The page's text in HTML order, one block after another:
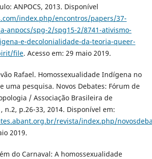
ANPOCS, 2013. Disponível
index.php/encontros/papers/37-
anpocs/spg-2/spg15-2/8741-ativismo-
e-decolonialidade-da-teoria-queer-
file. Acesso em: 29 maio 2019.
Rafael. Homossexualidade Indígena no
uma pesquisa. Novos Debates: Fórum de
/ Associação Brasileira de
n.2, p.26-33, 2014. Disponível em:
revista/index.php/
2019.
do Carnaval: A homossexualidade